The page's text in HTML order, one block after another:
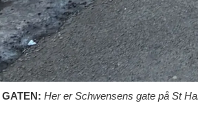
GATEN:Her er Schwensens gate på St